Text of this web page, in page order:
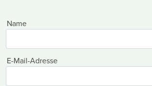
Name
E-Mail-Adresse